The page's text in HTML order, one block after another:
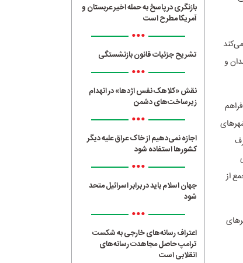
ایجاد می‌کند
همدان و
از
بازنگری در پاسخ به حمله اخیر عربستان و
آمریکا مطرح است
•••
تشریح جزئیات قانون بازنشستگی
•••
نقش «کلاهک نفس اژدها» در انهدام
زیرساخت‌های دشمن
•••
اجازه نمی‌دهیم از خاک عراق علیه دیگر
کشورها استفاده شود
•••
جهان اسلام باید در برابر اسرائیل متحد
شود
•••
اعتراف رسانه‌های خارجی به شکست
ترامپ حاصل مجاهدت رسانه‌های
انقلابی است